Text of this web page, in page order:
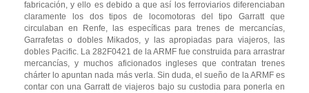
fabricación, y ello es debido a que así los ferroviarios diferenciaban
claramente los dos tipos de locomotoras del tipo Garratt que
circulaban en Renfe, las específicas para trenes de mercancías,
Garrafetas o dobles Mikados, y las apropiadas para viajeros, las
dobles Pacific. La 282F0421 de la ARMF fue construida para arrastrar
mercancías, y muchos aficionados ingleses que contratan trenes
chárter lo apuntan nada más verla. Sin duda, el sueño de la ARMF es
contar con una Garratt de viajeros bajo su custodia para ponerla en